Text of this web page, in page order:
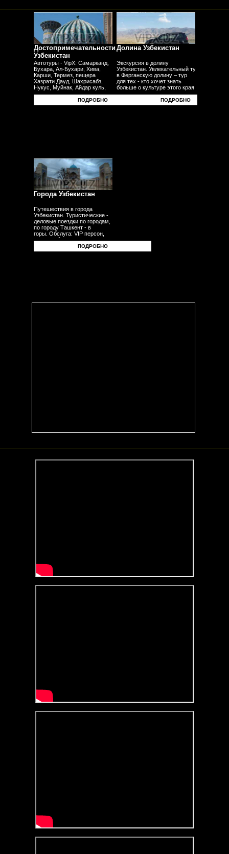
Достопримечательности
Узбекистан
Автотуры - VipX: Самарканд,
Бухара, Ал-Бухари, Хива,
Карши, Термез, пещера
Хазрати Дауд, Шахрисабз,
Нукус, Муйнак, Айдар куль,
Юрта, Фергана, Андижан,
Наманган, Коканд - другие
города.
ПОДРОБНО
Долина Узбекистан
Экскурсия в долину
Узбекистан. Увлекательный тур
в Ферганскую долину – тур
для тех - кто хочет знать
больше о культуре этого края
- плодородных равнин
- узбекского традиционного ремесела.
ПОДРОБНО
Города Узбекистан
Путешествия в города
Узбекистан. Туристические -
деловые поездки по городам,
по городу Ташкент - в
горы. Обслуга: VIP персон,
делегаций, бизнесменов,
туристов, гостей,
корпоративных клиентов
ПОДРОБНО